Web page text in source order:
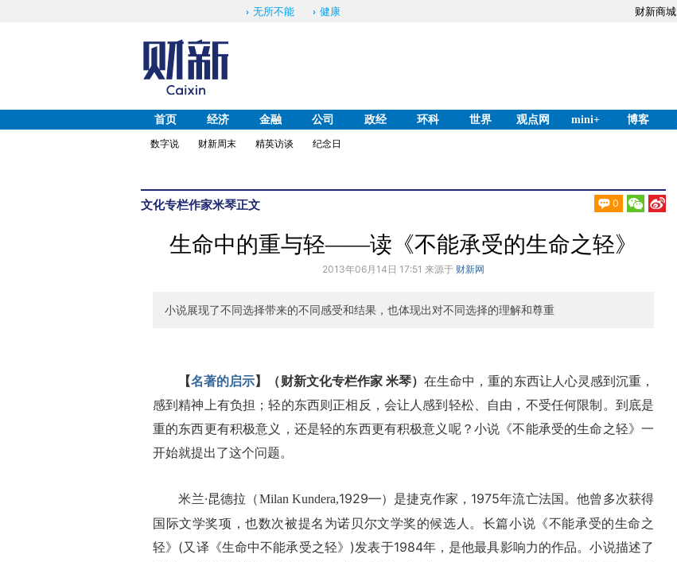
财新商城
无所不能 健康
首页 经济 金融 公司 政经 环科 世界 观点网 mini+ 博客
数字说
财新周末 精英访谈 纪念日
文化专栏作家米琴正文 0
生命中的重与轻——读《不能承受的生命之轻》
2013年06月14日 17:51 来源于 财新网
小说展现了不同选择带来的不同感受和结果，也体现出对不同选择的理解和尊重
【名著的启示】（财新文化专栏作家 米琴）在生命中，重的东西让人心灵感到沉重，
感到精神上有负担；轻的东西则正相反，会让人感到轻松、自由，不受任何限制。到底是
重的东西更有积极意义，还是轻的东西更有积极意义呢？小说《不能承受的生命之轻》一
开始就提出了这个问题。
米兰·昆德拉（Milan Kundera,1929—）是捷克作家，1975年流亡法国。他曾多次获得
国际文学奖项，也数次被提名为诺贝尔文学奖的候选人。长篇小说《不能承受的生命之
轻》(又译《生命中不能承受之轻》)发表于1984年，是他最具影响力的作品。小说描述了